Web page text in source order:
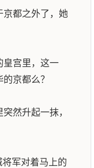
都之外了，她
宫里，这一
京都么？
然升起一抹，
军对着马上的